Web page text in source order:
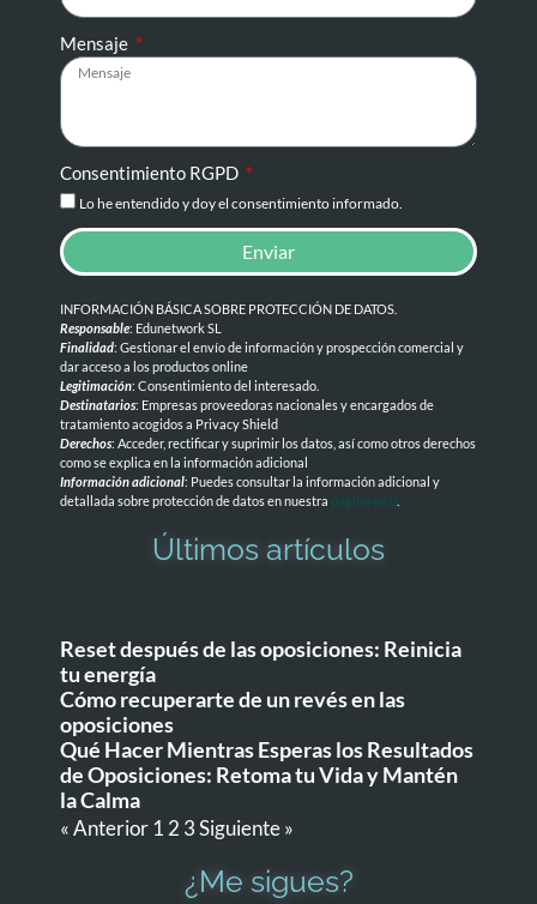
Mensaje
Consentimiento RGPD
Lo he entendido y doy el consentimiento informado.
Enviar
INFORMACIÓN BÁSICA SOBRE PROTECCIÓN DE DATOS
Responsable: Edunetwork SL
Finalidad: Gestionar el envío de información y prospección comercial y
dar acceso a los productos online
Legitimación: Consentimiento del interesado.
Destinatarios: Empresas proveedoras nacionales y encargados de
tratamiento acogidos a Privacy Shield
Derechos: Acceder, rectificar y suprimir los datos, así como otros derechos
como se explica en la información adicional
Información adicional: Puedes consultar la información adicional y
detallada sobre protección de datos en nuestra página web
Últimos artículos
Reset después de las oposiciones: Reinicia
tu energía
Cómo recuperarte de un revés en las
oposiciones
Qué Hacer Mientras Esperas los Resultados
de Oposiciones: Retoma tu Vida y Mantén
la Calma
« Anterior 1 2 3Siguiente »
¿Me sigues?